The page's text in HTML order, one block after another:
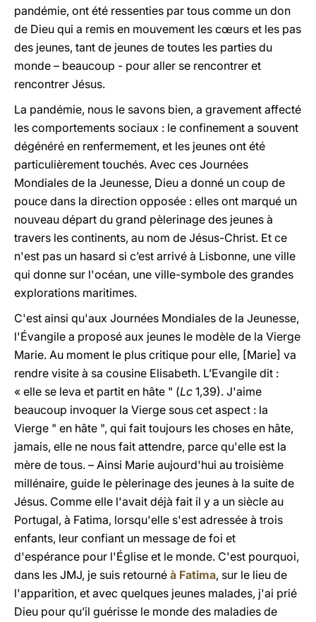
pandémie, ont été ressenties par tous comme un don
de Dieu qui a remis en mouvement les cœurs et les pas
des jeunes, tant de jeunes de toutes les parties du
monde – beaucoup - pour aller se rencontrer et
rencontrer Jésus.
La pandémie, nous le savons bien, a gravement affecté
les comportements sociaux : le confinement a souvent
dégénéré en renfermement, et les jeunes ont été
particulièrement touchés. Avec ces Journées
Mondiales de la Jeunesse, Dieu a donné un coup de
pouce dans la direction opposée : elles ont marqué un
nouveau départ du grand pèlerinage des jeunes à
travers les continents, au nom de Jésus-Christ. Et ce
n'est pas un hasard si c’est arrivé à Lisbonne, une ville
qui donne sur l'océan, une ville-symbole des grandes
explorations maritimes.
C'est ainsi qu'aux Journées Mondiales de la Jeunesse,
l'Évangile a proposé aux jeunes le modèle de la Vierge
Marie. Au moment le plus critique pour elle, [Marie] va
rendre visite à sa cousine Elisabeth. L’Evangile dit :
« elle se leva et partit en hâte " (Lc 1,39). J'aime
beaucoup invoquer la Vierge sous cet aspect : la
Vierge " en hâte ", qui fait toujours les choses en hâte,
jamais, elle ne nous fait attendre, parce qu'elle est la
mère de tous. – Ainsi Marie aujourd'hui au troisième
millénaire, guide le pèlerinage des jeunes à la suite de
Jésus. Comme elle l'avait déjà fait il y a un siècle au
Portugal, à Fatima, lorsqu'elle s'est adressée à trois
enfants, leur confiant un message de foi et
d'espérance pour l'Église et le monde. C'est pourquoi,
dans les JMJ, je suis retourné à Fatima, sur le lieu de
l'apparition, et avec quelques jeunes malades, j'ai prié
Dieu pour qu’il guérisse le monde des maladies de